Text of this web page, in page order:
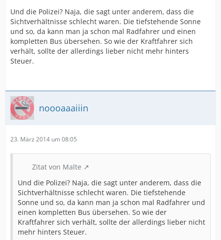
Und die Polizei? Naja, die sagt unter anderem, dass die
Sichtverhältnisse schlecht waren. Die tiefstehende Sonne
und so, da kann man ja schon mal Radfahrer und einen
kompletten Bus übersehen. So wie der Kraftfahrer sich
verhält, sollte der allerdings lieber nicht mehr hinters
Steuer.
noooaaaiiin
23. März 2014 um 08:05
Zitat von Malte
Und die Polizei? Naja, die sagt unter anderem, dass die
Sichtverhältnisse schlecht waren. Die tiefstehende
Sonne und so, da kann man ja schon mal Radfahrer und
einen kompletten Bus übersehen. So wie der
Kraftfahrer sich verhält, sollte der allerdings lieber nicht
mehr hinters Steuer.